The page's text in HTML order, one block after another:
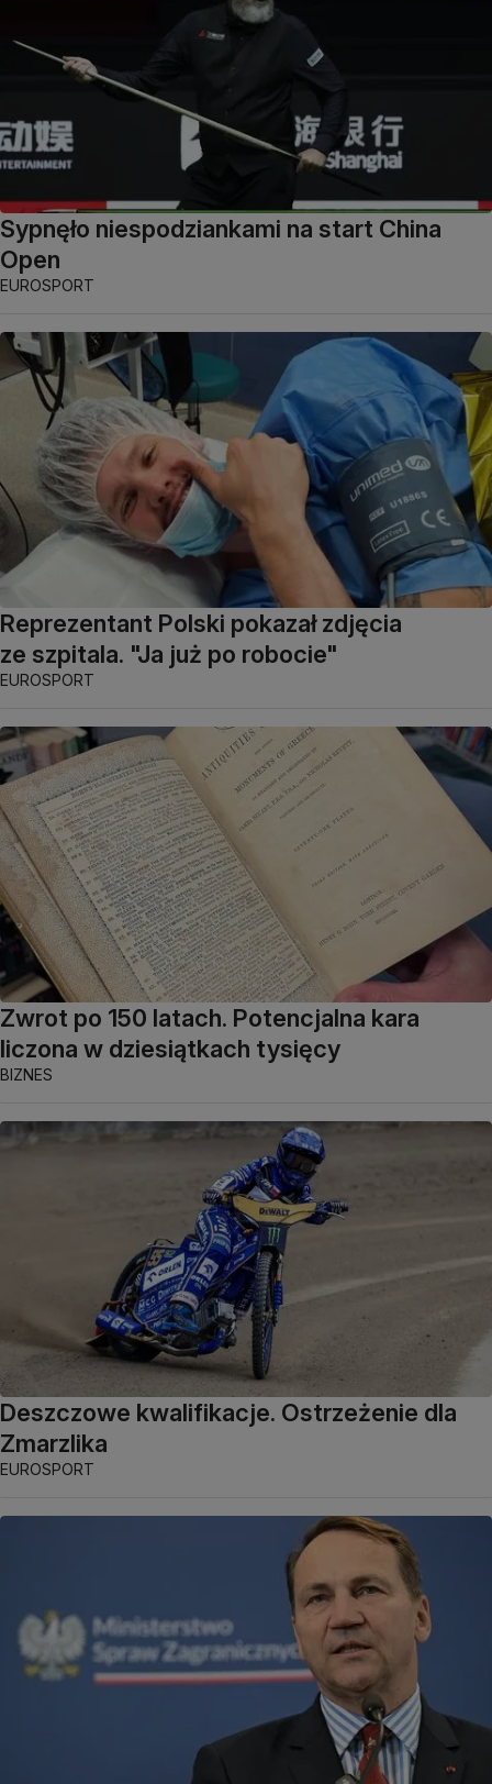
Sypnęło niespodziankami na start China
Open
EUROSPORT
Reprezentant Polski pokazał zdjęcia
ze szpitala. "Ja już po robocie"
EUROSPORT
Zwrot po 150 latach. Potencjalna kara
liczona w dziesiątkach tysięcy
BIZNES
Deszczowe kwalifikacje. Ostrzeżenie dla
Zmarzlika
EUROSPORT